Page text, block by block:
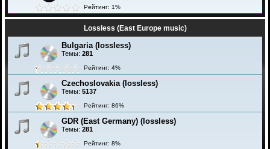
Рейтинг: 1%
Lossless (East Europe music)
Bulgaria (lossless)
Темы: 281
Рейтинг: 4%
Czechoslovakia (lossless)
Темы: 5137
Рейтинг: 86%
GDR (East Germany) (lossless)
Темы: 281
Рейтинг: 8%